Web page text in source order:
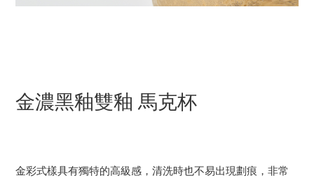
金濃黑釉雙釉 馬克杯
金彩式樣具有獨特的高級感，清洗時也不易出現劃痕，非常